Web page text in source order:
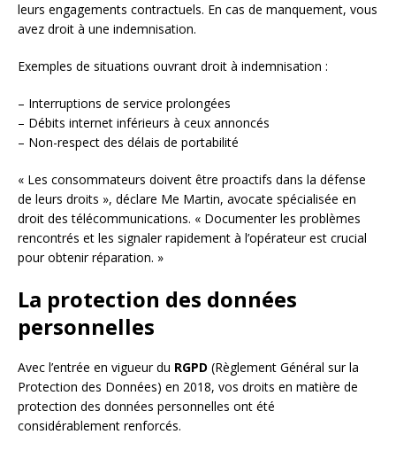
leurs engagements contractuels. En cas de manquement, vous
avez droit à une indemnisation.
Exemples de situations ouvrant droit à indemnisation :
– Interruptions de service prolongées
– Débits internet inférieurs à ceux annoncés
– Non-respect des délais de portabilité
« Les consommateurs doivent être proactifs dans la défense
de leurs droits », déclare Me Martin, avocate spécialisée en
droit des télécommunications. « Documenter les problèmes
rencontrés et les signaler rapidement à l’opérateur est crucial
pour obtenir réparation. »
La protection des données
personnelles
Avec l’entrée en vigueur du RGPD (Règlement Général sur la
Protection des Données) en 2018, vos droits en matière de
protection des données personnelles ont été
considérablement renforcés.